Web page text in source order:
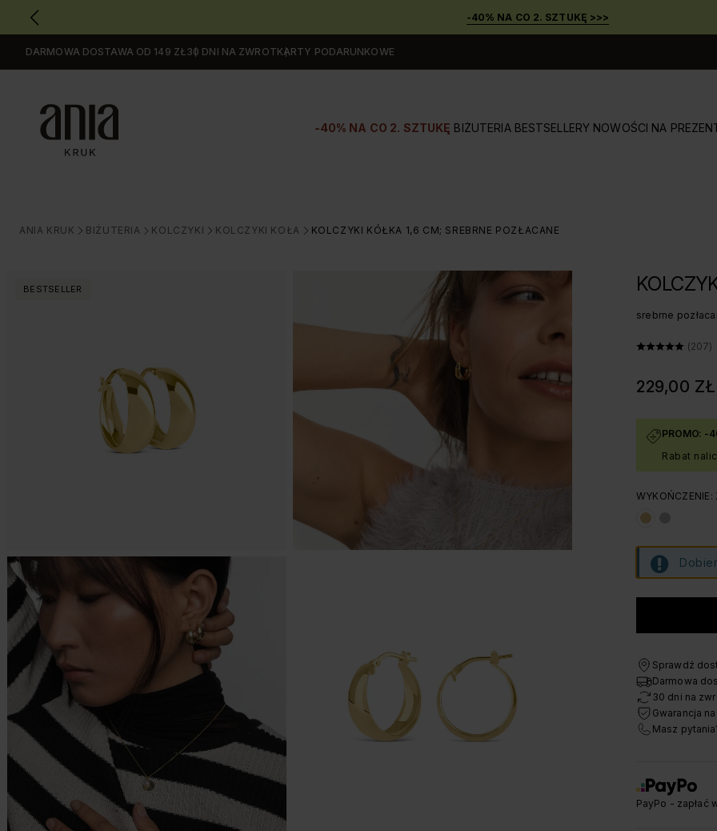
GŁÓWNEJ
ZAWARTOŚCI
MENU
-40% NA CO 2. SZTUKĘ >>>
DARMOWA DOSTAWA OD 149 ZŁ30 DNI NA ZWROTKARTY PODARUNKOWE
-40% NA CO 2. SZTUKĘ BIŻUTERIA BESTSELLERY NOWOŚCI NA
ANIA KRUK
>
BIŻUTERIA
>
KOLCZYKI
>
KOLCZYKI KOŁA
>
KOLCZYKI KÓŁKA 1,6 CM; SREBRNE POZŁACANE
BESTSELLER
srebrne
(207)
229,00 ZŁ
PROMO: -
Rabat
Sprawdź
Darmowa
30 dni na
Gwarancja
Masz
PayPo - zapłać